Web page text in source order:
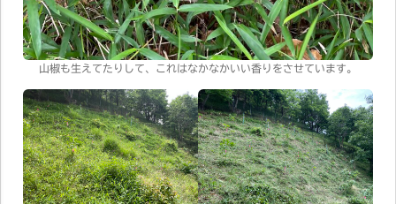
山椒も生えてたりして、これはなかなかいい香りをさせています。